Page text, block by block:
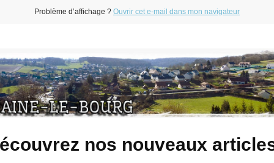
Problème d’affichage ? Ouvrir cet e-mail dans mon navigateur
nos nouveaux